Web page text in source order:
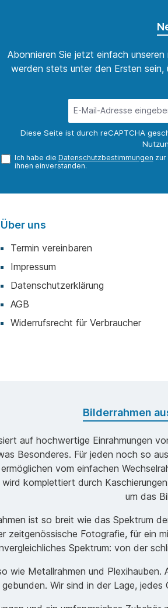
Abonnieren Sie jetzt einfach
werden stets unter den Ersten
Diese Seite ist durch reCAPTCHA
Ich habe die Datenschutzbestimmungen zur
ihnen einverstanden.
Über uns
Termin vereinbaren
Impressum
Datenschutzerklärung
AGB
Widerrufsrecht für Verbraucher
Bilderrahmen
auf hochwertige Einrahmungen
Besonderes. Für jeden noch so
vom einfachen
komplettiert durch
um das
ist so breit wie das Spektrum
zeitgenössische Fotografie, für ein
Spektrum: von der
wie Metallrahmen und
Wir sind in der Lage,